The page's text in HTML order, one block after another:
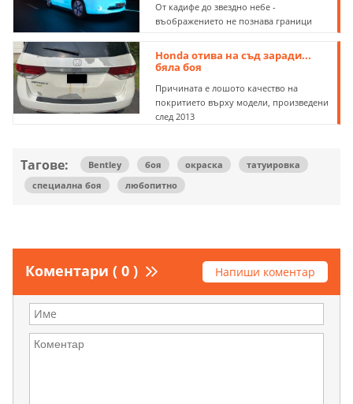
От кадифе до звездно небе -
въображението не познава граници
Honda отива на съд заради...
бяла боя
Причината е лошото качество на
покритието върху модели, произведени
след 2013
Тагове: Bentley боя окраска
татуировка
специална боя
любопитно
Коментари ( 0 ) Напиши коментар